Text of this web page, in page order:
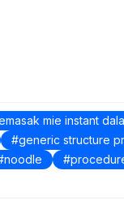
mie instant
generic structure
noodle